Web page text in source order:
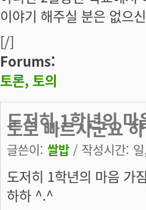
이야기 해주실 분은 없으
[/]
Forums:
토론, 토의
도저히 1학년의
도로 빠르시군요 하
글쓴이: 쌀밥 / 작성시간:
도저히 1학년의 마음 가
하하 ^.^